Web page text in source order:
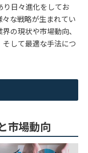
り日々進化をしてお
な戦略が生まれてい
の現状や市場動向、
して最適な手法につ
市場動向